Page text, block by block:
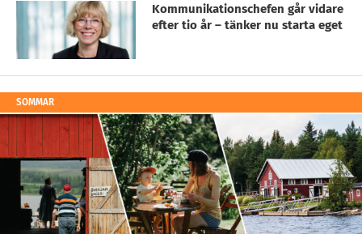
Kommunikationschefen går vidare
efter tio år – tänker nu starta eget
SOMMAR